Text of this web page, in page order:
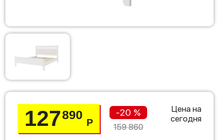
127890
Р
-20 %
159 860
Цена на
сегодня